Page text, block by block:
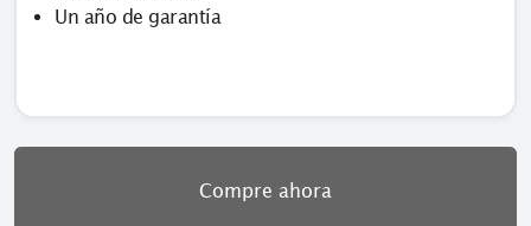
Un año de garantía
Compre ahora